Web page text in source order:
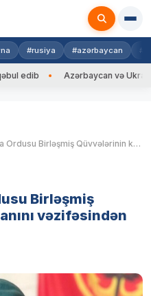
#rusiya #azərbaycan
Azərbaycan və Ukrayna
Zelenski Ukrayna Ordusu Birləşmiş Qüvvələrinin komandanını vəzifəsindən azad edib
Birləşmiş
vəzifəsindən